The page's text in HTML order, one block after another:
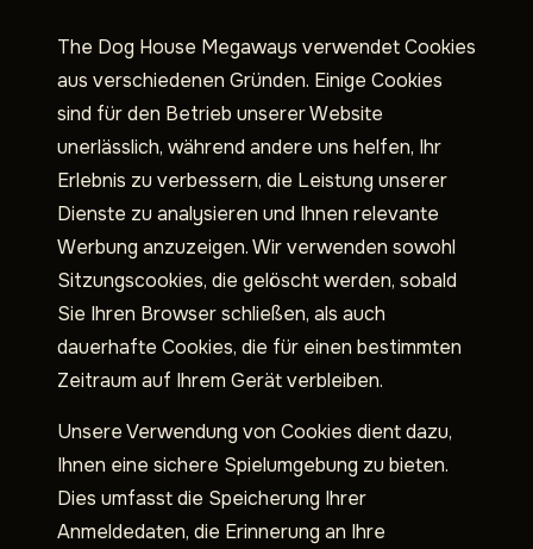
The Dog House Megaways verwendet Cookies
aus verschiedenen Gründen. Einige Cookies
sind für den Betrieb unserer Website
unerlässlich, während andere uns helfen, Ihr
Erlebnis zu verbessern, die Leistung unserer
Dienste zu analysieren und Ihnen relevante
Werbung anzuzeigen. Wir verwenden sowohl
Sitzungscookies, die gelöscht werden, sobald
Sie Ihren Browser schließen, als auch
dauerhafte Cookies, die für einen bestimmten
Zeitraum auf Ihrem Gerät verbleiben.
Unsere Verwendung von Cookies dient dazu,
Ihnen eine sichere Spielumgebung zu bieten.
Dies umfasst die Speicherung Ihrer
Anmeldedaten, die Erinnerung an Ihre